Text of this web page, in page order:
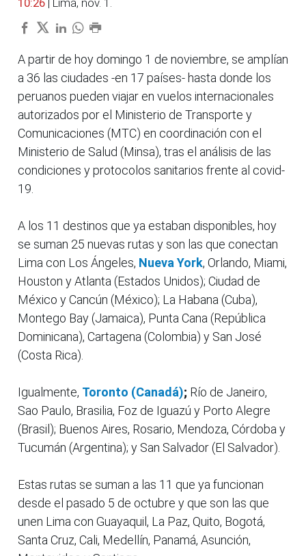
10:26 | Lima, nov. 1.
A partir de hoy domingo 1 de noviembre, se amplían
a 36 las ciudades -en 17 países- hasta donde los
peruanos pueden viajar en vuelos internacionales
autorizados por el Ministerio de Transporte y
Comunicaciones (MTC) en coordinación con el
Ministerio de Salud (Minsa), tras el análisis de las
condiciones y protocolos sanitarios frente al covid-
19.
A los 11 destinos que ya estaban disponibles, hoy
se suman 25 nuevas rutas y son las que conectan
Lima con Los Ángeles, Nueva York, Orlando, Miami,
Houston y Atlanta (Estados Unidos); Ciudad de
México y Cancún (México); La Habana (Cuba),
Montego Bay (Jamaica), Punta Cana (República
Dominicana), Cartagena (Colombia) y San José
(Costa Rica).
Igualmente, Toronto (Canadá); Río de Janeiro,
Sao Paulo, Brasilia, Foz de Iguazú y Porto Alegre
(Brasil); Buenos Aires, Rosario, Mendoza, Córdoba y
Tucumán (Argentina); y San Salvador (El Salvador).
Estas rutas se suman a las 11 que ya funcionan
desde el pasado 5 de octubre y que son las que
unen Lima con Guayaquil, La Paz, Quito, Bogotá,
Santa Cruz, Cali, Medellín, Panamá, Asunción,